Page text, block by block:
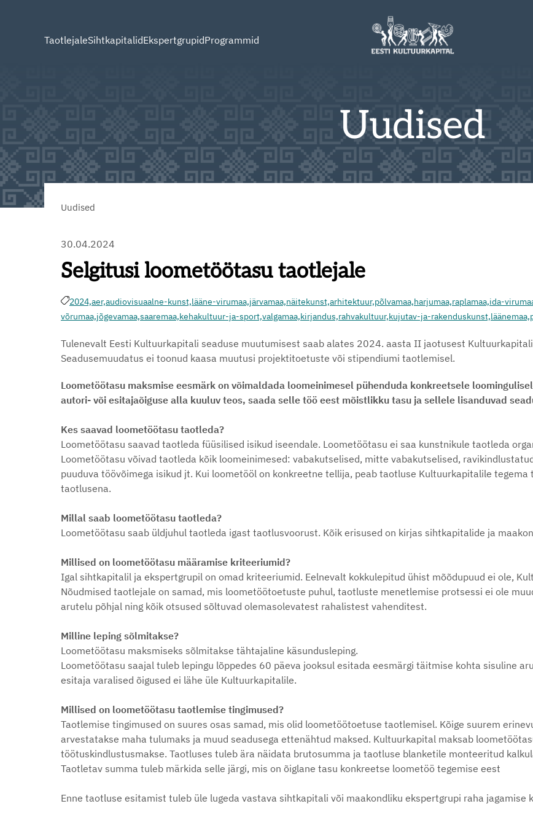
TaotlejaleSihtkapitalidEkspertgrupidProgrammid
Uudised
Uudised
30.04.2024
Selgitusi loometöötasu taotlejale
2024,aer,audiovisuaalne-kunst,lääne-virumaa,järvamaa,näitekunst,arhitektuur,põlvamaa,harjumaa,raplamaa,ida-
võrumaa,jõgevamaa,saaremaa,kehakultuur-ja-sport,valgamaa,kirjandus,rahvakultuur,kujutav-ja-rakenduskunst,läänemaa,
Tulenevalt Eesti Kultuurkapitali seaduse muutumisest saab alates 2024. aasta II jaotusest
Seadusemuudatus ei toonud kaasa muutusi projektitoetuste või stipendiumi taotlemisel.
Loometöötasu maksmise eesmärk on võimaldada loomeinimesel pühenduda konkreetsele
autori- või esitajaõiguse alla kuuluv teos, saada selle töö eest mõistlikku tasu ja sellele lisanduvad
Kes saavad loometöötasu taotleda?
Loometöötasu saavad taotleda füüsilised isikud iseendale. Loometöötasu ei saa kunstnikule taotleda
Loometöötasu võivad taotleda kõik loomeinimesed: vabakutselised, mitte vabakutselised,
puuduva töövõimega isikud jt. Kui loometööl on konkreetne tellija, peab taotluse Kultuurkapitalile
taotlusena.
Millal saab loometöötasu taotleda?
Loometöötasu saab üldjuhul taotleda igast taotlusvoorust. Kõik erisused on kirjas sihtkapitalide ja
Millised on loometöötasu määramise kriteeriumid?
Igal sihtkapitalil ja ekspertgrupil on omad kriteeriumid. Eelnevalt kokkulepitud ühist mõõdupuud ei ole,
Nõudmised taotlejale on samad, mis loometöötoetuste puhul, taotluste menetlemise protsessi ei ole
arutelu põhjal ning kõik otsused sõltuvad olemasolevatest rahalistest vahenditest.
Milline leping sõlmitakse?
Loometöötasu maksmiseks sõlmitakse tähtajaline käsundusleping.
Loometöötasu saajal tuleb lepingu lõppedes 60 päeva jooksul esitada eesmärgi täitmise kohta sisuline
esitaja varalised õigused ei lähe üle Kultuurkapitalile.
Millised on loometöötasu taotlemise tingimused?
Taotlemise tingimused on suures osas samad, mis olid loometöötoetuse taotlemisel. Kõige suurem
arvestatakse maha tulumaks ja muud seadusega ettenähtud maksed. Kultuurkapital maksab
töötuskindlustusmakse. Taotluses tuleb ära näidata brutosumma ja taotluse blanketile monteeritud
Taotletav summa tuleb märkida selle järgi, mis on õiglane tasu konkreetse loometöö tegemise eest
Enne taotluse esitamist tuleb üle lugeda vastava sihtkapitali või maakondliku ekspertgrupi raha